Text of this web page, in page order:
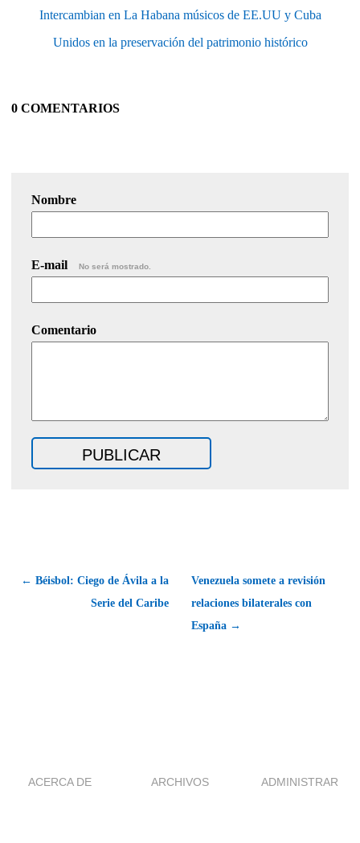
Intercambian en La Habana músicos de EE.UU y Cuba
Unidos en la preservación del patrimonio histórico
0 COMENTARIOS
Nombre
E-mail No será mostrado.
Comentario
← Béisbol: Ciego de Ávila a la
Serie del Caribe
Venezuela somete a revisión
relaciones bilaterales con
España →
ACERCA DE ARCHIVOS ADMINISTRAR